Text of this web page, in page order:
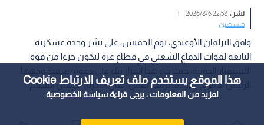
هذا الموقع يستخدم ملف تعريف الارتباط Cookie
لمزيد من المعلومات ، يرجى قراءةسياسة الخصوصية
نشر :22:58 2026/8/6
|
فلسطين
وافق البرلمان الأوغندي، يوم الخميس، على نشر وحدة عسكرية
التابعة لقوات الدفاع الشعبي في قطاع غزة لتكون جزءا من قوة
الرئيس الأمريكي دونالد ترمب ضمن إطار مبادرة "مجلس السلام".